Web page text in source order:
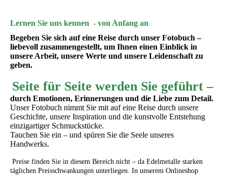
Lernen Sie uns kennen - von Anfang an
Begeben Sie sich auf eine Reise durch unser Fotobuch –
liebevoll zusammengestellt, um Ihnen einen Einblick in
unsere Arbeit, unsere Werte und unsere Leidenschaft zu
geben.
Seite für Seite werden Sie geführt –
durch Emotionen, Erinnerungen und die Liebe zum Detail.
Unser Fotobuch nimmt Sie mit auf eine Reise durch unsere
Geschichte, unsere Inspiration und die kunstvolle Entstehung
einzigartiger Schmuckstücke.
Tauchen Sie ein – und spüren Sie die Seele unseres
Handwerks.
Preise finden Sie in diesem Bereich nicht – da Edelmetalle starken
täglichen Preisschwankungen unterliegen. In unserem Onlineshop